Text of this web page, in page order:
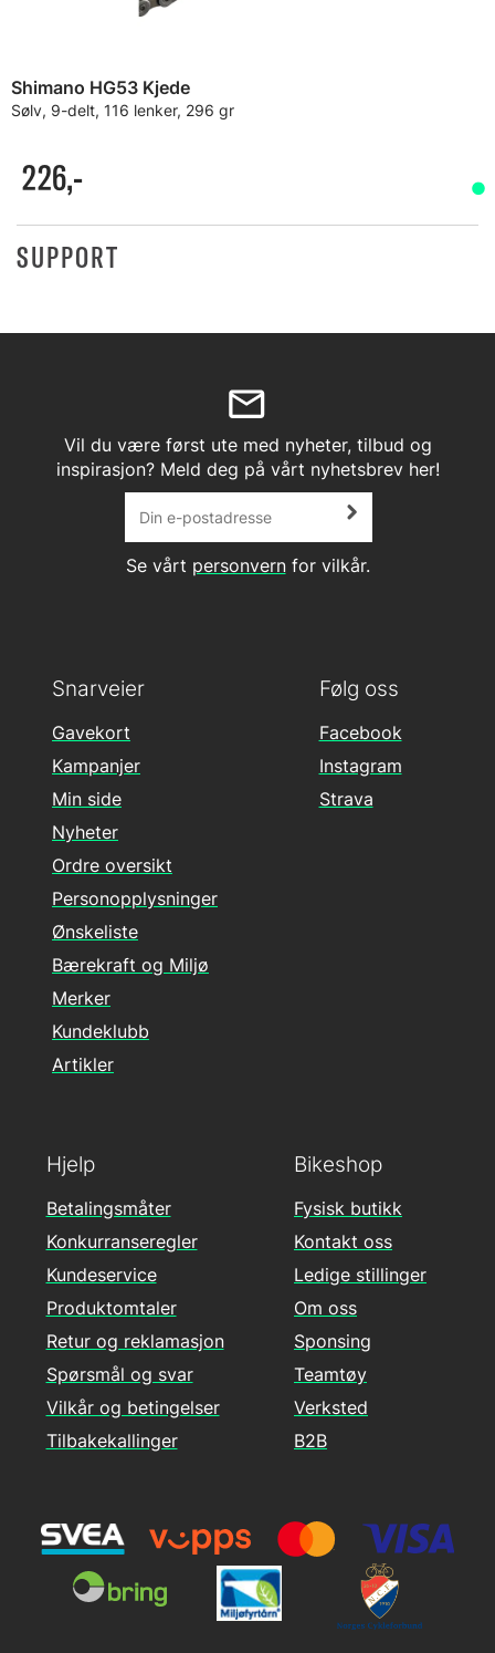
Shimano HG53 Kjede
Sølv, 9-delt, 116 lenker, 296 gr
226,-
SUPPORT
Vil du være først ute med nyheter, tilbud og
inspirasjon? Meld deg på vårt nyhetsbrev her!
Se vårt personvernfor vilkår.
Følg oss
Facebook
Instagram
Strava
Hjelp
Betalingsmåter
Konkurranseregler
Kundeservice
Produktomtaler
Retur og reklamasjon
Spørsmål og svar
Vilkår og betingelser
Tilbakekallinger
Snarveier
Gavekort
Kampanjer
Min side
Nyheter
Ordre oversikt
Personopplysninger
Ønskeliste
Bærekraft og Miljø
Merker
Kundeklubb
Artikler
Bikeshop
Fysisk butikk
Kontakt oss
Ledige stillinger
Om oss
Sponsing
Teamtøy
Verksted
B2B